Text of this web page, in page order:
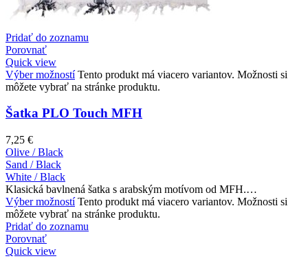
Pridať do zoznamu
Porovnať
Quick view
Výber možností Tento produkt má viacero variantov. Možnosti si
môžete vybrať na stránke produktu.
Šatka PLO Touch MFH
7,25 €
Olive / Black
Sand / Black
White / Black
Klasická bavlnená šatka s arabským motívom od MFH.…
Výber možností Tento produkt má viacero variantov. Možnosti si
môžete vybrať na stránke produktu.
Pridať do zoznamu
Porovnať
Quick view